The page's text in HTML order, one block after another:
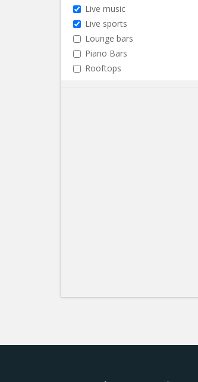
Live music
Live sports
Lounge bars
Piano Bars
Rooftops